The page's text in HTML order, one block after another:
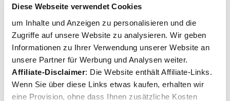
Diese Webseite verwendet Cookies
um Inhalte und Anzeigen zu personalisieren und die
Zugriffe auf unsere Website zu analysieren. Wir geben
Informationen zu Ihrer Verwendung unserer Website an
unsere Partner für Werbung und Analysen weiter.
Affiliate-Disclaimer: Die Website enthält Affiliate-Links.
Wenn Sie über diese Links etwas kaufen, erhalten wir
eine Provision, ohne dass Ihnen zusätzliche Kosten
Der Eingang neben dem Dom
Die Geschäfte in der Galleria Vittorio
Emanuele II